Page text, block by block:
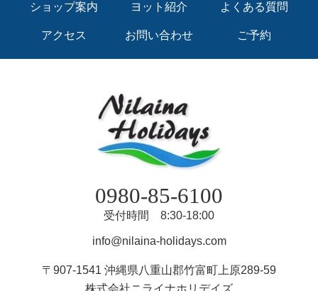
ショップ案内 ヨット紹介 よくある質問
アクセス お問い合わせ ご予約
0980-85-6100
受付時間 8:30-18:00
info@nilaina-holidays.com
〒907-1541 沖縄県八重山郡竹富町上原289-59